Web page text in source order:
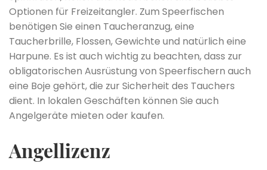
Optionen für Freizeitangler. Zum Speerfischen
benötigen Sie einen Taucheranzug, eine
Taucherbrille, Flossen, Gewichte und natürlich eine
Harpune. Es ist auch wichtig zu beachten, dass zur
obligatorischen Ausrüstung von Speerfischern auch
eine Boje gehört, die zur Sicherheit des Tauchers
dient. In lokalen Geschäften können Sie auch
Angelgeräte mieten oder kaufen.
Angellizenz